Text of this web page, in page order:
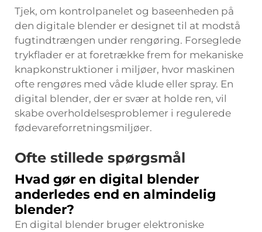
Tjek, om kontrolpanelet og baseenheden på
den digitale blender er designet til at modstå
fugtindtrængen under rengøring. Forseglede
trykflader er at foretrække frem for mekaniske
knapkonstruktioner i miljøer, hvor maskinen
ofte rengøres med våde klude eller spray. En
digital blender, der er svær at holde ren, vil
skabe overholdelsesproblemer i regulerede
fødevareforretningsmiljøer.
Ofte stillede spørgsmål
Hvad gør en digital blender
anderledes end en almindelig
blender?
En digital blender bruger elektroniske